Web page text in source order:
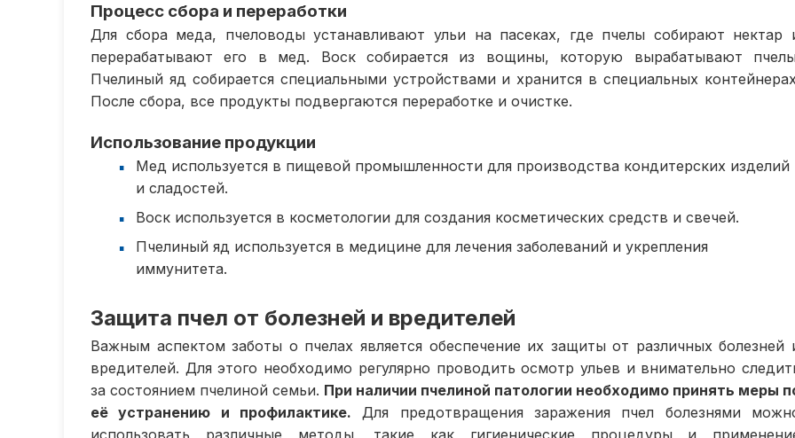
Процесс сбора и переработки
Для сбора меда, пчеловоды устанавливают ульи на пасеках, где пчелы собирают нектар
перерабатывают его в мед. Воск собирается из вощины, которую вырабатывают
Пчелиный яд собирается специальными устройствами и хранится в специальных
После сбора, все продукты подвергаются переработке и очистке.
Использование продукции
Мед используется в пищевой промышленности для производства кондитерских изделий
и сладостей.
Воск используется в косметологии для создания косметических средств и свечей.
Пчелиный яд используется в медицине для лечения заболеваний и укрепления
иммунитета.
Защита пчел от болезней и вредителей
Важным аспектом заботы о пчелах является обеспечение их защиты от различных болезней
вредителей. Для этого необходимо регулярно проводить осмотр ульев и внимательно
за состоянием пчелиной семьи. При наличии пчелиной патологии необходимо принять меры
её устранению и профилактике. Для предотвращения заражения пчел болезнями